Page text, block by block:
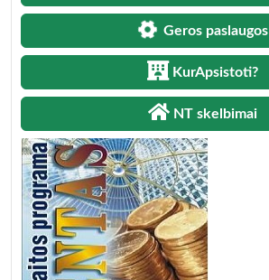
Geros paslaugos
KurApsistoti?
NT skelbimai